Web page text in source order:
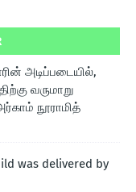
அடிப்படையில்,
வருமாறு
நூராமித்
was delivered by